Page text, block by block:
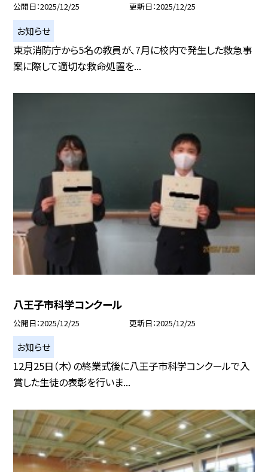
公開日 2025/12/25 更新日 2025/12/25
お知らせ
東京消防庁から5名の教員が、7月に校内で発生した救急事
案に際して適切な救命処置を...
八王子市科学コンクール
公開日 2025/12/25 更新日 2025/12/25
お知らせ
12月25日（木）の終業式後に八王子市科学コンクールで入
賞した生徒の表彰を行いま...